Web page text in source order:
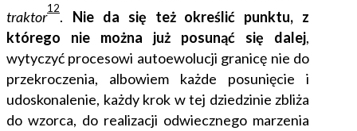
traktor
12
.
Nie da się też określić punktu, z
którego nie można już posunąć się dalej,
wytyczyć procesowi autoewolucji granicę nie do
przekroczenia, albowiem każde posunięcie i
udoskonalenie, każdy krok w tej dziedzinie zbliża
do wzorca, do realizacji odwiecznego marzenia